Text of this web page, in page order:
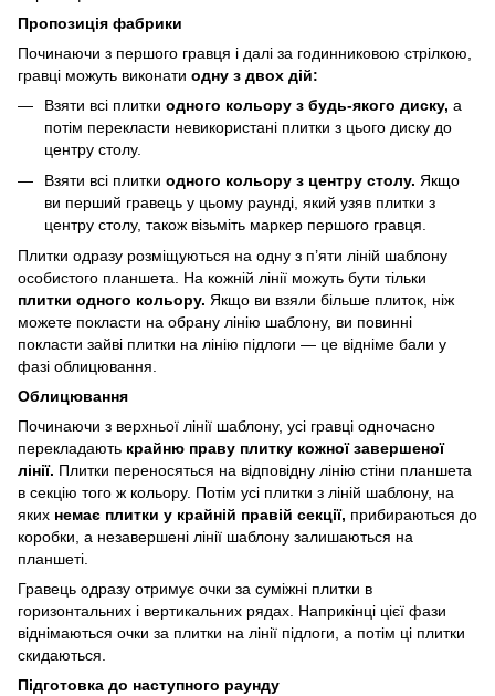
Пропозиція фабрики
Починаючи з першого гравця і далі за годинниковою стрілкою,
гравці можуть виконати одну з двох дій:
Взяти всі плитки одного кольору з будь-якого диску, а
потім перекласти невикористані плитки з цього диску до
центру столу.
Взяти всі плитки одного кольору з центру столу. Якщо
ви перший гравець у цьому раунді, який узяв плитки з
центру столу, також візьміть маркер першого гравця.
Плитки одразу розміщуються на одну з п’яти ліній шаблону
особистого планшета. На кожній лінії можуть бути тільки
плитки одного кольору. Якщо ви взяли більше плиток, ніж
можете покласти на обрану лінію шаблону, ви повинні
покласти зайві плитки на лінію підлоги — це відніме бали у
фазі облицювання.
Облицювання
Починаючи з верхньої лінії шаблону, усі гравці одночасно
перекладають крайню праву плитку кожної завершеної
лінії. Плитки переносяться на відповідну лінію стіни планшета
в секцію того ж кольору. Потім усі плитки з ліній шаблону, на
яких немає плитки у крайній правій секції, прибираються до
коробки, а незавершені лінії шаблону залишаються на
планшеті.
Гравець одразу отримує очки за суміжні плитки в
горизонтальних і вертикальних рядах. Наприкінці цієї фази
віднімаються очки за плитки на лінії підлоги, а потім ці плитки
скидаються.
Підготовка до наступного раунду